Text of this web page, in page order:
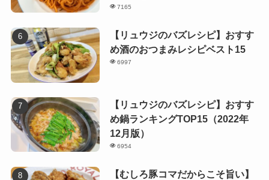
7165
【リュウジのバズレシピ】おすす
め酒のおつまみレシピベスト15
6997
【リュウジのバズレシピ】おすす
め鍋ランキングTOP15（2022年
12月版）
6954
【むしろ豚コマだからこそ旨い】